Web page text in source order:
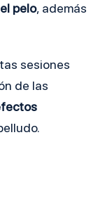
pelo, además
sesiones
de las